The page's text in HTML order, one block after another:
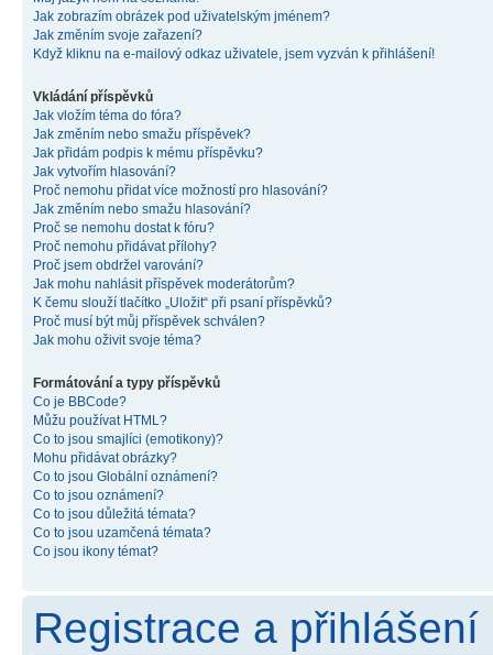
Jak zobrazím obrázek pod uživatelským jménem?
Jak změním svoje zařazení?
Když kliknu na e-mailový odkaz uživatele, jsem vyzván k přihlášení!
Vkládání příspěvků
Jak vložím téma do fóra?
Jak změním nebo smažu příspěvek?
Jak přidám podpis k mému příspěvku?
Jak vytvořím hlasování?
Proč nemohu přidat více možností pro hlasování?
Jak změním nebo smažu hlasování?
Proč se nemohu dostat k fóru?
Proč nemohu přidávat přílohy?
Proč jsem obdržel varování?
Jak mohu nahlásit příspěvek moderátorům?
K čemu slouží tlačítko „Uložit“ při psaní příspěvků?
Proč musí být můj příspěvek schválen?
Jak mohu oživit svoje téma?
Formátování a typy příspěvků
Co je BBCode?
Můžu používat HTML?
Co to jsou smajlíci (emotikony)?
Mohu přidávat obrázky?
Co to jsou Globální oznámení?
Co to jsou oznámení?
Co to jsou důležitá témata?
Co to jsou uzamčená témata?
Co jsou ikony témat?
Registrace a přihlášení